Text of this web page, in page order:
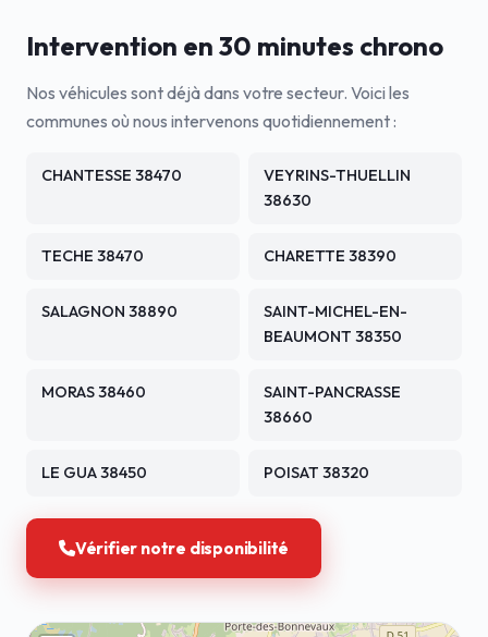
Intervention en 30 minutes chrono
Nos véhicules sont déjà dans votre secteur. Voici les
communes où nous intervenons quotidiennement :
CHANTESSE 38470
VEYRINS-THUELLIN
38630
TECHE 38470 CHARETTE 38390
SALAGNON 38890
SAINT-MICHEL-EN-
BEAUMONT 38350
MORAS 38460
SAINT-PANCRASSE
38660
LE GUA 38450 POISAT 38320
Vérifier notre disponibilité